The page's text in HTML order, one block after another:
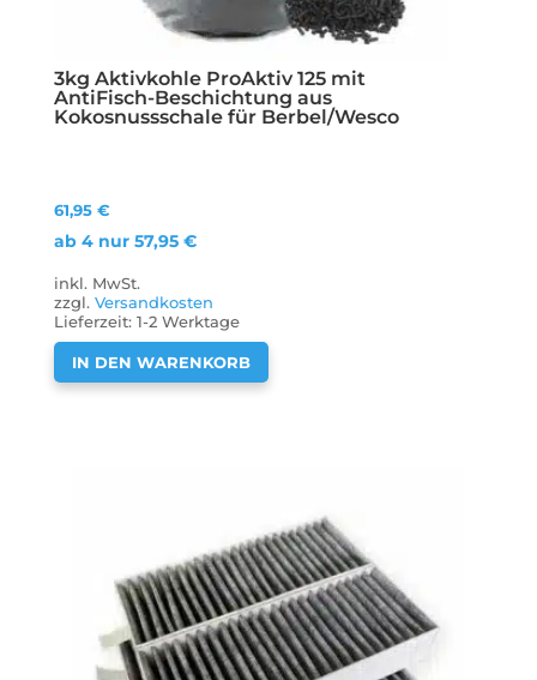
3kg Aktivkohle ProAktiv 125 mit
AntiFisch-Beschichtung aus
Kokosnussschale für Berbel/Wesco
61,95€
ab 4 nur57,95€
inkl. MwSt.
zzgl.Versandkosten
Lieferzeit:1-2 Werktage
IN DEN WARENKORB